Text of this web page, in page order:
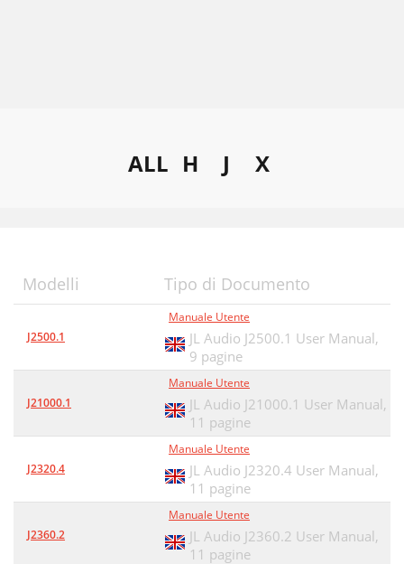
ALL H J X
Modelli Tipo di Documento
J2500.1
Manuale Utente
JL Audio J2500.1 User Manual,
9 pagine
J21000.1
Manuale Utente
JL Audio J21000.1 User Manual,
11 pagine
J2320.4
Manuale Utente
JL Audio J2320.4 User Manual,
11 pagine
J2360.2
Manuale Utente
JL Audio J2360.2 User Manual,
11 pagine